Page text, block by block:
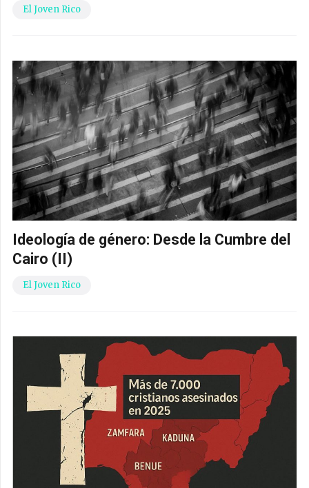
El Joven Rico
Ideología de género: Desde la Cumbre del
Cairo (II)
El Joven Rico